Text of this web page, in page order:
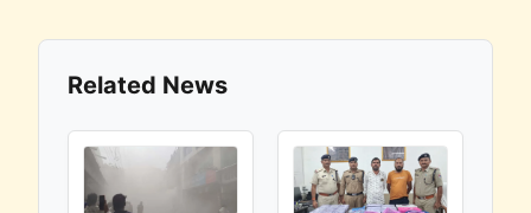
Related News